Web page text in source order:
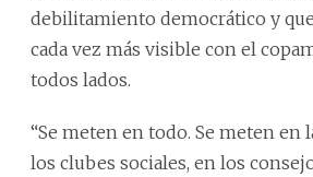
debilitamiento democrático y
cada vez más visible con el
todos lados.
“Se meten en todo. Se meten en
los clubes sociales, en los